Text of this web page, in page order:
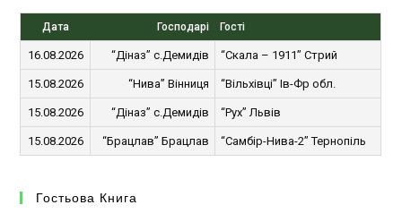
Дата Господарі Гості
16.08.2026 “Діназ” с.Демидів “Скала – 1911” Стрий
15.08.2026 “Нива” Вінниця “Вільхівці” Ів-Фр обл.
15.08.2026 “Діназ” с.Демидів “Рух” Львів
15.08.2026 “Брацлав” Брацлав “Самбір-Нива-2” Тернопіль
Гостьова Книга